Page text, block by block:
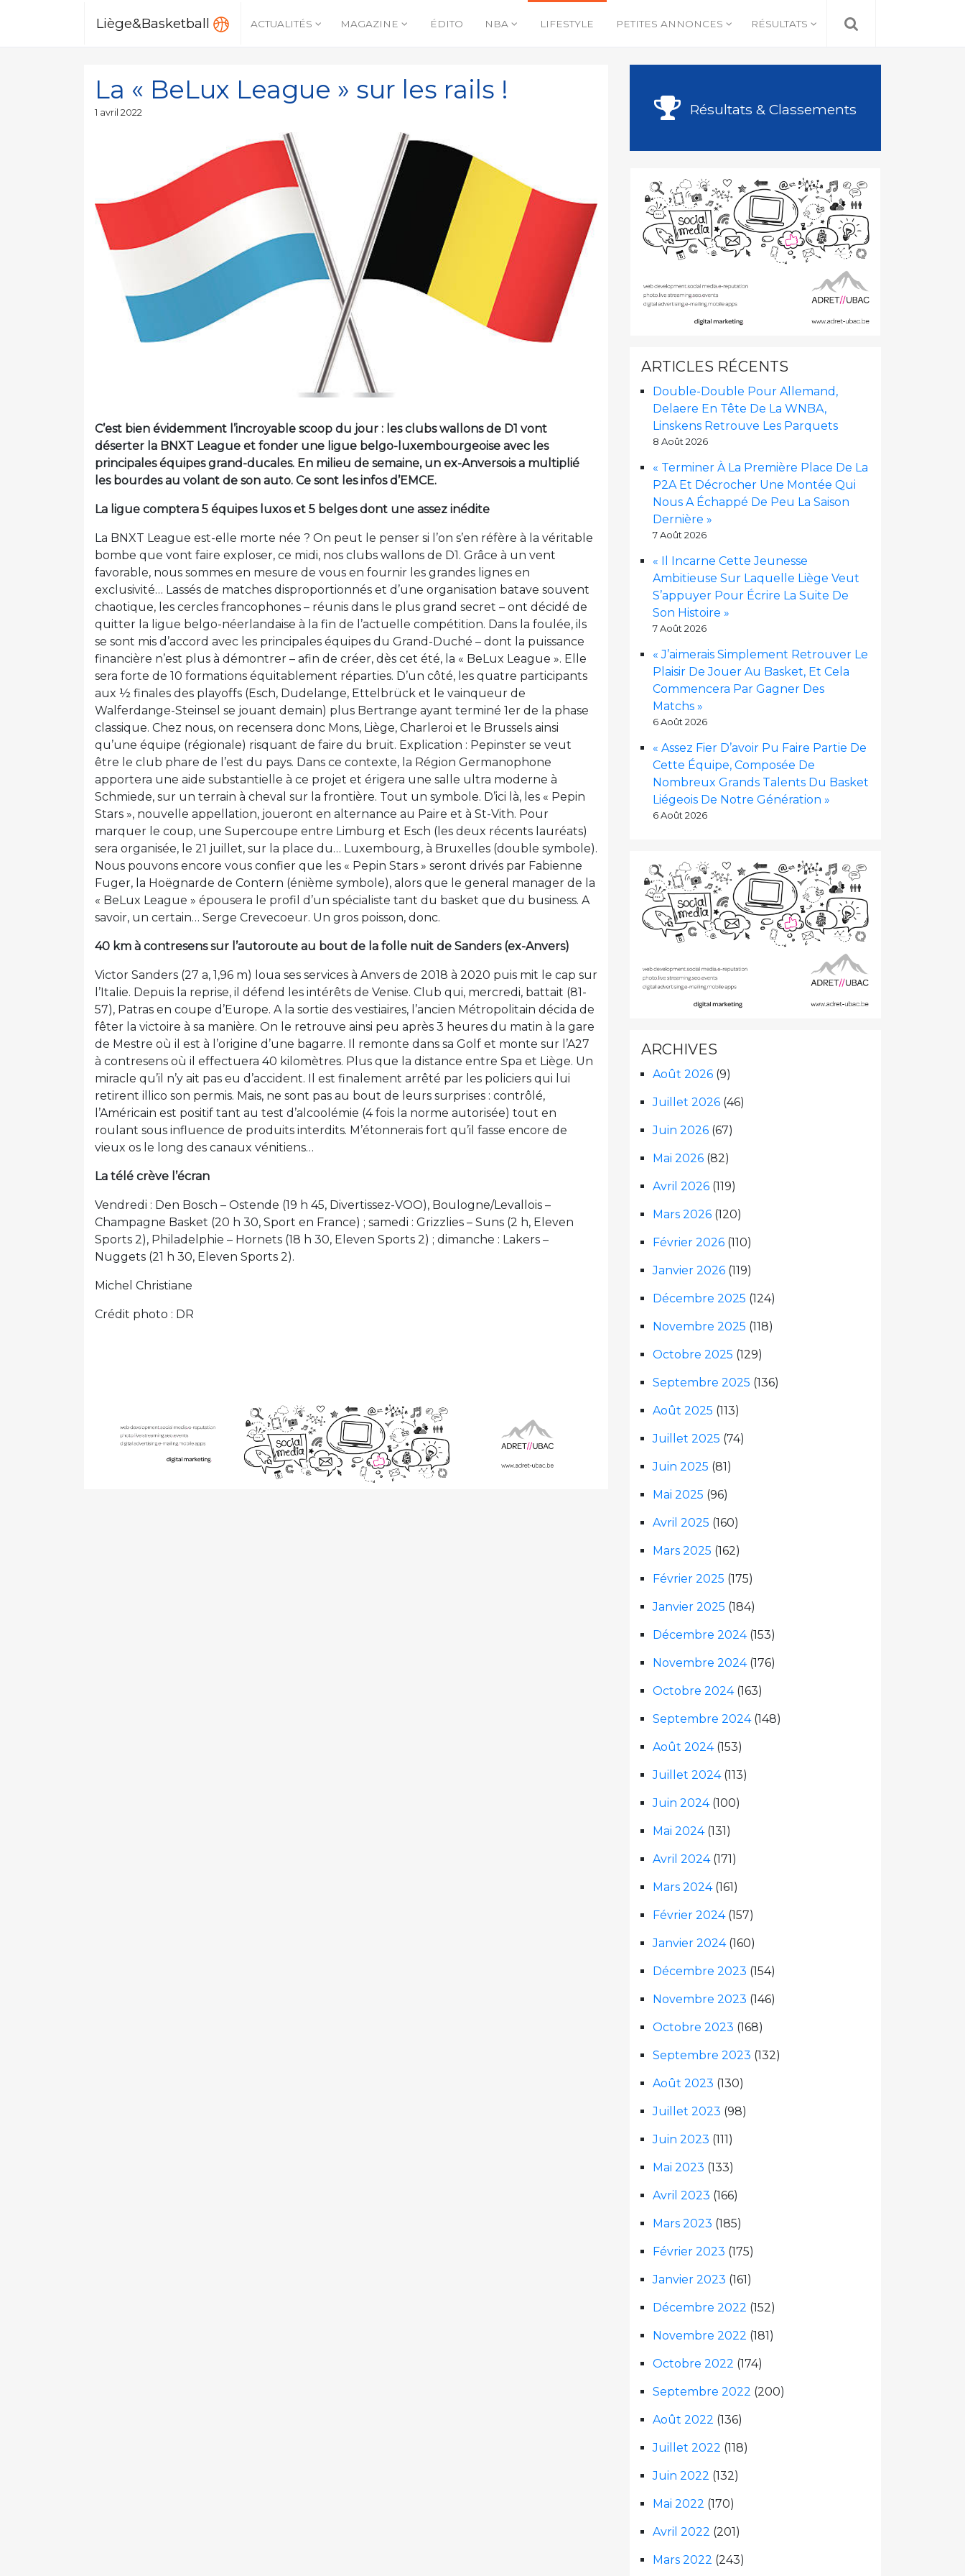
Liège&Basketball ACTUALITÉS MAGAZINE ÉDITO NBA LIFESTYLE PETITES ANNONCES RÉSULTATS
La « BeLux League » sur les rails !
Publié
1 avril 2022
C’est bien évidemment l’incroyable scoop du jour : les clubs wallons de D1 vont
déserter la BNXT League et fonder une ligue belgo-luxembourgeoise avec les
principales équipes grand-ducales. En milieu de semaine, un ex-Anversois a multiplié
les bourdes au volant de son auto. Ce sont les infos d’EMCE.
La ligue comptera 5 équipes luxos et 5 belges dont une assez inédite
La BNXT League est-elle morte née ? On peut le penser si l’on s’en réfère à la véritable
bombe que vont faire exploser, ce midi, nos clubs wallons de D1. Grâce à un vent
favorable, nous sommes en mesure de vous en fournir les grandes lignes en
exclusivité… Lassés de matches disproportionnés et d’une organisation batave souvent
chaotique, les cercles francophones – réunis dans le plus grand secret – ont décidé de
quitter la ligue belgo-néerlandaise à la fin de l’actuelle compétition. Dans la foulée, ils
se sont mis d’accord avec les principales équipes du Grand-Duché – dont la puissance
financière n’est plus à démontrer – afin de créer, dès cet été, la « BeLux League ». Elle
sera forte de 10 formations équitablement réparties. D’un côté, les quatre participants
aux ½ finales des playoffs (Esch, Dudelange, Ettelbrück et le vainqueur de
Walferdange-Steinsel se jouant demain) plus Bertrange ayant terminé 1er de la phase
classique. Chez nous, on recensera donc Mons, Liège, Charleroi et le Brussels ainsi
qu’une équipe (régionale) risquant de faire du bruit. Explication : Pepinster se veut
être le club phare de l’est du pays. Dans ce contexte, la Région Germanophone
apportera une aide substantielle à ce projet et érigera une salle ultra moderne à
Schmiede, sur un terrain à cheval sur la frontière. Tout un symbole. D’ici là, les « Pepin
Stars », nouvelle appellation, joueront en alternance au Paire et à St-Vith. Pour
marquer le coup, une Supercoupe entre Limburg et Esch (les deux récents lauréats)
sera organisée, le 21 juillet, sur la place du… Luxembourg, à Bruxelles (double symbole).
Nous pouvons encore vous confier que les « Pepin Stars » seront drivés par Fabienne
Fuger, la Hoëgnarde de Contern (énième symbole), alors que le general manager de la
« BeLux League » épousera le profil d’un spécialiste tant du basket que du business. A
savoir, un certain… Serge Crevecoeur. Un gros poisson, donc.
40 km à contresens sur l’autoroute au bout de la folle nuit de Sanders (ex-Anvers)
Victor Sanders (27 a, 1,96 m) loua ses services à Anvers de 2018 à 2020 puis mit le cap sur
l’Italie. Depuis la reprise, il défend les intérêts de Venise. Club qui, mercredi, battait (81-
57), Patras en coupe d’Europe. A la sortie des vestiaires, l’ancien Métropolitain décida de
fêter la victoire à sa manière. On le retrouve ainsi peu après 3 heures du matin à la gare
de Mestre où il est à l’origine d’une bagarre. Il remonte dans sa Golf et monte sur l’A27
à contresens où il effectuera 40 kilomètres. Plus que la distance entre Spa et Liège. Un
miracle qu’il n’y ait pas eu d’accident. Il est finalement arrêté par les policiers qui lui
retirent illico son permis. Mais, ne sont pas au bout de leurs surprises : contrôlé,
l’Américain est positif tant au test d’alcoolémie (4 fois la norme autorisée) tout en
roulant sous influence de produits interdits. M’étonnerais fort qu’il fasse encore de
vieux os le long des canaux vénitiens…
La télé crève l’écran
Vendredi : Den Bosch – Ostende (19 h 45, Divertissez-VOO), Boulogne/Levallois –
Champagne Basket (20 h 30, Sport en France) ; samedi : Grizzlies – Suns (2 h, Eleven
Sports 2), Philadelphie – Hornets (18 h 30, Eleven Sports 2) ; dimanche : Lakers –
Nuggets (21 h 30, Eleven Sports 2).
Michel Christiane
Crédit photo : DR
Résultats & Classements
ARTICLES RÉCENTS
Double-Double Pour Allemand,
Delaere En Tête De La WNBA,
Linskens Retrouve Les Parquets
8 Août 2026
« Terminer À La Première Place De La
P2A Et Décrocher Une Montée Qui
Nous A Échappé De Peu La Saison
Dernière »
7 Août 2026
« Il Incarne Cette Jeunesse
Ambitieuse Sur Laquelle Liège Veut
S’appuyer Pour Écrire La Suite De
Son Histoire »
7 Août 2026
« J’aimerais Simplement Retrouver Le
Plaisir De Jouer Au Basket, Et Cela
Commencera Par Gagner Des
Matchs »
6 Août 2026
« Assez Fier D’avoir Pu Faire Partie De
Cette Équipe, Composée De
Nombreux Grands Talents Du Basket
Liégeois De Notre Génération »
6 Août 2026
ARCHIVES
Août 2026 (9)
Juillet 2026 (46)
Juin 2026 (67)
Mai 2026 (82)
Avril 2026 (119)
Mars 2026 (120)
Février 2026 (110)
Janvier 2026 (119)
Décembre 2025 (124)
Novembre 2025 (118)
Octobre 2025 (129)
Septembre 2025 (136)
Août 2025 (113)
Juillet 2025 (74)
Juin 2025 (81)
Mai 2025 (96)
Avril 2025 (160)
Mars 2025 (162)
Février 2025 (175)
Janvier 2025 (184)
Décembre 2024(153)
Novembre 2024(176)
Octobre 2024(163)
Septembre 2024(148)
Août 2024(153)
Juillet 2024(113)
Juin 2024(100)
Mai 2024(131)
Avril 2024(171)
Mars 2024(161)
Février 2024(157)
Janvier 2024(160)
Décembre 2023 (154)
Novembre 2023 (146)
Octobre 2023 (168)
Septembre 2023 (132)
Août 2023 (130)
Juillet 2023 (98)
Juin 2023 (111)
Mai 2023 (133)
Avril 2023 (166)
Mars 2023 (185)
Février 2023 (175)
Janvier 2023 (161)
Décembre 2022 (152)
Novembre 2022 (181)
Octobre 2022 (174)
Septembre 2022 (200)
Août 2022 (136)
Juillet 2022 (118)
Juin 2022 (132)
Mai 2022 (170)
Avril 2022 (201)
Mars 2022 (243)